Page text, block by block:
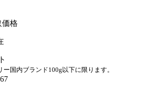
格
国内ブランド100g以下に限ります。